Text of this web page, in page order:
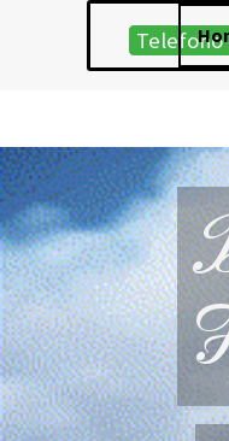
Vai ai contenuti
Telefono